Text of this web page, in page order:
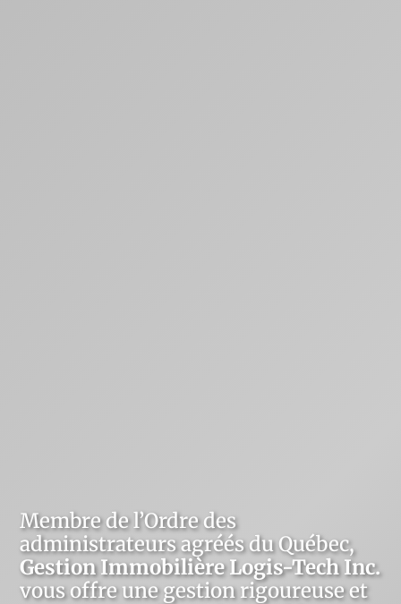
Membre de l’Ordre des
administrateurs agréés du Québec,
Gestion Immobilière Logis-Tech Inc.
vous offre une gestion rigoureuse et